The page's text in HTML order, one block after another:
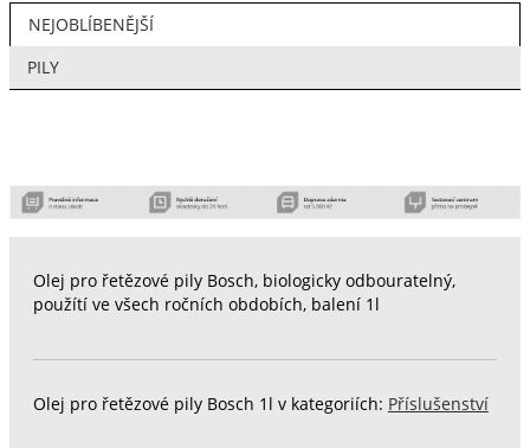
NEJOBLÍBENĚJŠÍ
PILY
Olej pro řetězové pily Bosch, biologicky odbouratelný,
použítí ve všech ročních obdobích, balení 1l
Olej pro řetězové pily Bosch 1l v kategoriích: Příslušenství